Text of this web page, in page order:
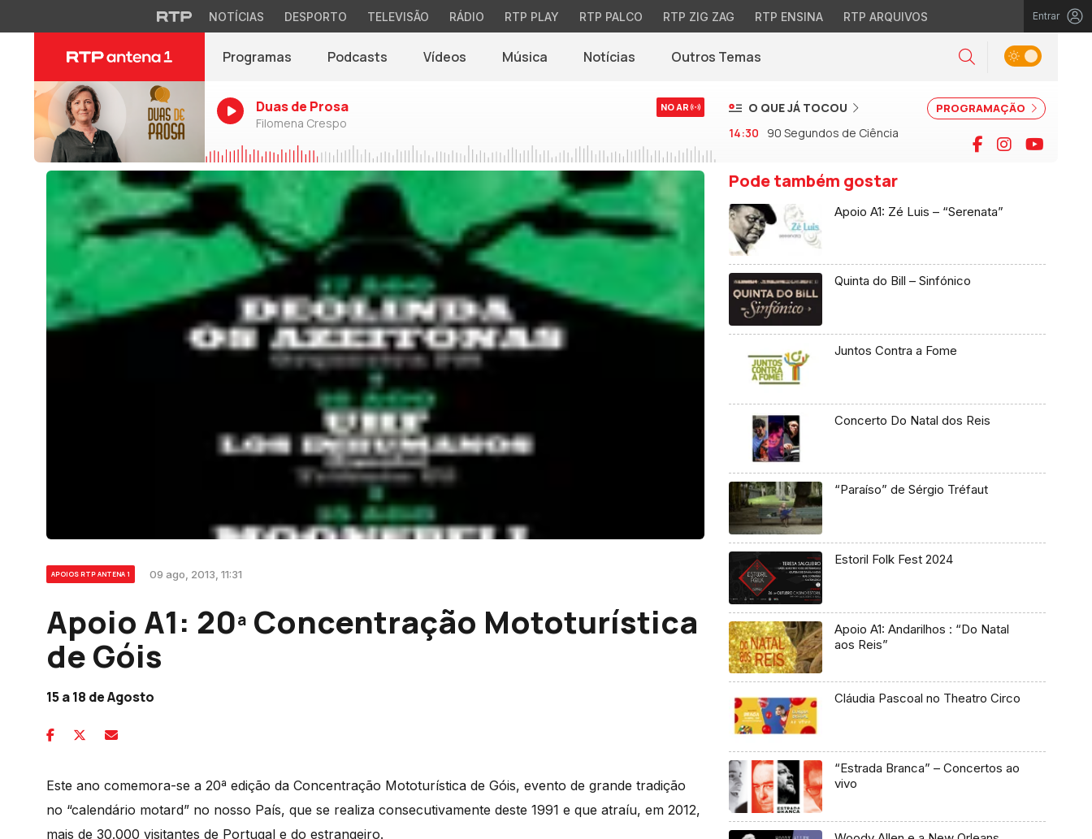
NOTÍCIAS DESPORTO TELEVISÃO RÁDIO RTP PLAY RTP PALCO RTP ZIG ZAG RTP ENSINA RTP ARQUIVOS Entrar
Programas Podcasts Vídeos Música Notícias(abre em nova janela)
Outros Temas Pesquisar
Alternar tema
Duas de Prosa
Filomena Crespo
NO AR PROGRAMAÇÃO
O QUE JÁ TOCOU
14:30
90 Segundos de Ciência Facebook
Instagram
APOIOS RTP ANTENA 1 09 ago, 2013, 11:31
Apoio A1: 20ª Concentração Mototurística
de Góis
15 a 18 de Agosto
Este ano comemora-se a 20ª edição da Concentração Mototurística de Góis, evento de grande tradição
no “calendário motard” no nosso País, que se realiza consecutivamente deste 1991 e que atraíu, em 2012,
mais de 30.000 visitantes de Portugal e do estrangeiro.
Pode também gostar
Apoio A1: Zé Luis – “Serenata”
Quinta do Bill – Sinfónico
Juntos Contra a Fome
Concerto Do Natal dos Reis
“Paraíso” de Sérgio Tréfaut
Estoril Folk Fest 2024
Apoio A1: Andarilhos : “Do Natal
aos Reis”
Cláudia Pascoal no Theatro Circo
“Estrada Branca” – Concertos ao
vivo